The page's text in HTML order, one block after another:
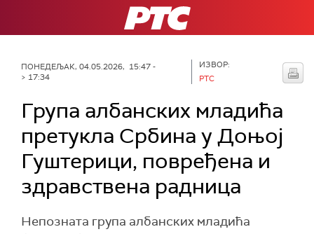
РТС
ПОНЕДЕЉАК, 04.05.2026, 15:47 -
> 17:34
ИЗВОР:
РТС
Група албанских младића
претукла Србина у Доњој
Гуштерици, повређена и
здравствена радница
Непозната група албанских младића